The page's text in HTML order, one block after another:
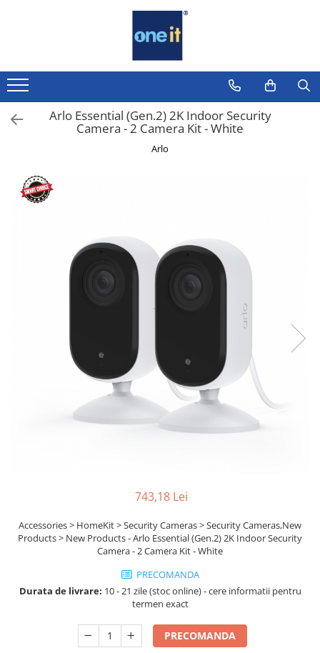
Laptop, Tablete & Telefoane
Laptop / Notebook
Notebook Consumer
Componente Laptop
Tablete & accesorii
Smart Watch
Smartphone IPhone
Sisteme PC & Periferice
Sisteme Desktop & Monitoare
Microfoane & Casti Gaming
Mouse Gaming
Scaune Gaming
Arlo Essential (Gen.2) 2K Indoor Security
Camera - 2 Camera Kit - White
Arlo
743,18 Lei
Accessories > HomeKit > Security Cameras > Security Cameras,New
Products > New Products - Arlo Essential (Gen.2) 2K Indoor Security
Camera - 2 Camera Kit - White
PRECOMANDA
Durata de livrare: 10 - 21 zile (stoc online) - cere informatii pentru
termen exact
PRECOMANDA